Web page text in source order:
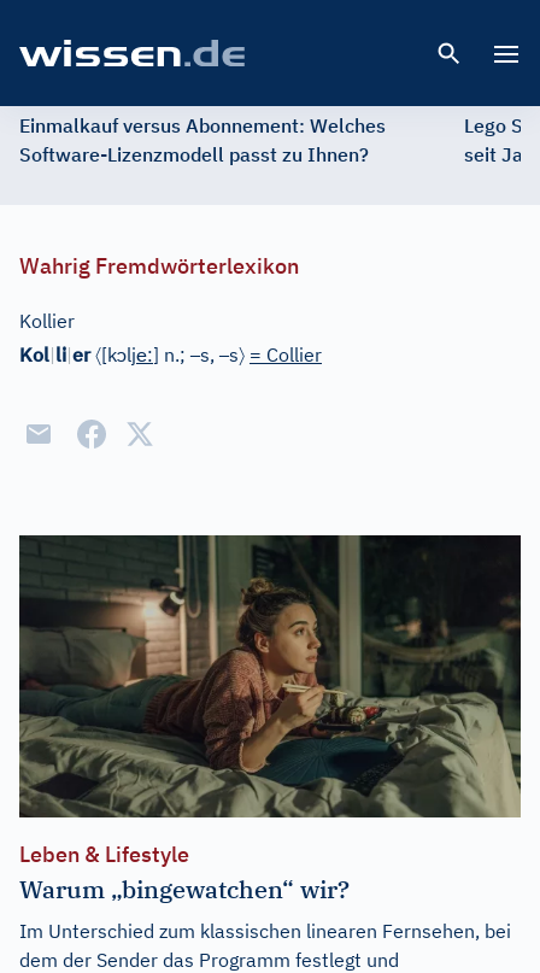
Einmalkauf versus Abonnement: Welches
Software-Lizenzmodell passt zu Ihnen?
Lego
seit
Wahrig Fremdwörterlexikon
Kollier
Kol|li|er 〈[kɔlje:] n.;–s,–s〉 = Collier
Leben & Lifestyle
Warum „bingewatchen“ wir?
Im Unterschied zum klassischen linearen Fernsehen, bei
dem der Sender das Programm festlegt und